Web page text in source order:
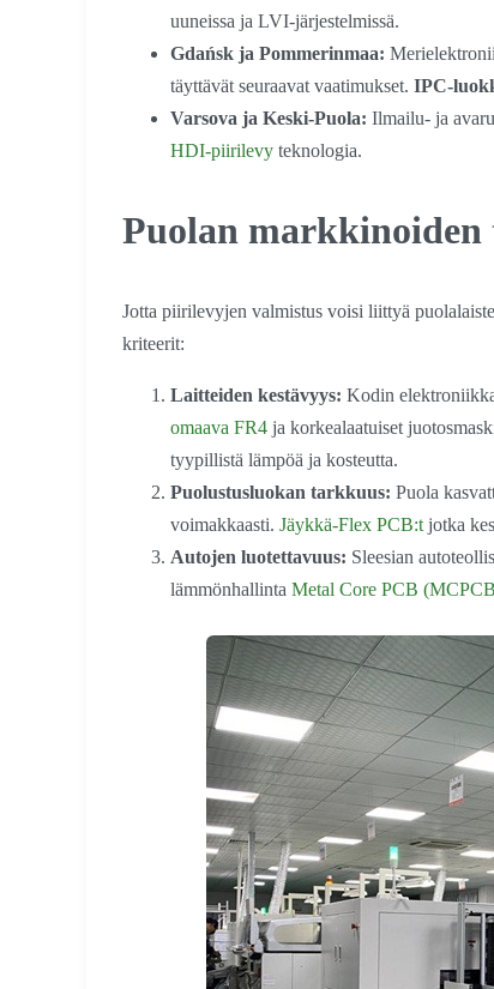
uuneissa ja LVI-järjestelmissä.
Gdańsk ja Pommerinmaa:
täyttävät seuraavat vaatimukset. IPC-
Varsova ja Keski-Puola: Ilmailu- ja
HDI-piirilevy teknologia.
Puolan
Jotta piirilevyjen valmistus voisi liittyä
kriteerit:
Laitteiden kestävyys: Kodin
omaava FR4 ja korkealaatuiset
tyypillistä lämpöä ja kosteutta.
Puolustusluokan tarkkuus: Puola
voimakkaasti. Jäykkä-Flex PCB:t jotka
Autojen luotettavuus: Sleesian
lämmönhallinta Metal Core PCB